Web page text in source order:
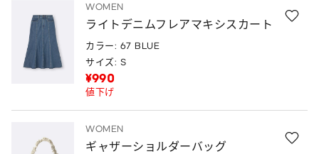
WOMEN
ライトデニムフレアマキシスカート
カラー: 67 BLUE
サイズ: S
¥990
値下げ
WOMEN
ギャザーショルダーバッグ